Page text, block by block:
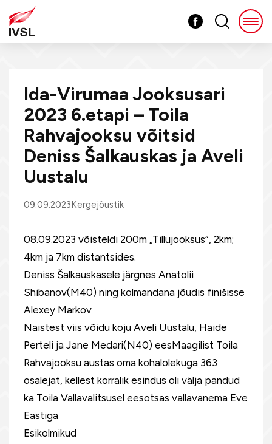
Ida-Virumaa Jooksusari
2023 6.etapi – Toila
Rahvajooksu võitsid
Deniss Šalkauskas ja Aveli
Uustalu
09.09.2023Kergejõustik
08.09.2023 võisteldi 200m „Tillujooksus“, 2km;
4km ja 7km distantsides.
Deniss Šalkauskasele järgnes Anatolii
Shibanov(M40) ning kolmandana jõudis finišisse
Alexey Markov
Naistest viis võidu koju Aveli Uustalu, Haide
Perteli ja Jane Medari(N40) eesMaagilist Toila
Rahvajooksu austas oma kohalolekuga 363
osalejat, kellest korralik esindus oli välja pandud
ka Toila Vallavalitsusel eesotsas vallavanema Eve
Eastiga
Esikolmikud